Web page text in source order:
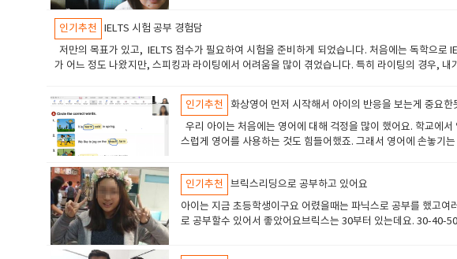
해볼 수 있는 좋은 기회였습니다. 초보자라서 느낄 수 있는 불안감과 부담도 있었지만, 덕분에
고 계신 분들께 제 경험이 조금이나마 도움이 되길 바랍니다.​ ​
다 그리고 저는 미래에 대해 비관적인 성향이 많아서 계획이라던
적어보고 나누고 공유할수 있어서 좋았습니다. 무엇인가 긍정적
을 건강하게 해주고 밝게 해주는것 같았습니다. 게다가 칭찬을 많
지가 된다함께 노력하자하면된다모두 잘된다잘했다매일매일이
를 시험을 치기 위한 평가 기준으로 쓰는것이 아니고커뮤니케이
꺄~호 그리고 내가 바쁠때 수업연기가 자유로와서 수업을 아낌없
이션을 통한 인간관계의 중요한 부분을 깨달을 수 있어서 기뻐
자존감, 자신감 부분에서도 만족하고 영어 실력이 오른것에도 만
켜는 것도 어색하고, 선생님과의 대화도 조심스러웠어요. 성격이
참 말이 없을 때도 끌어주고 말하는걸 도와주셨어요. 교재가 있
는 데서 점점 자신감이 붙기 시작했습니다. 무엇보다 좋았던 건,
지금은 3개월이 지났어요 아래는 결재인증 캡쳐에요 ​요즘은 아이
하고 저도 괜히 뿌듯해집니다. 조용한 변화, 그래서 더 오래 가고
고 계속하고 싶어요. 아이와 나눌 수 있는 말이 한 문장이라도 더
이고 계신 분께 조용히 말을 걸어보고 싶어서 적어봤어요. 저도
인기추천
IELTS 시험 공부 경험담
저만의 목표가 있고, IELTS 점수가 필요하여 시험을 준비하게 되었습니다. 처음에는 독학으로
가 어느 정도 나왔지만, 스피킹과 라이팅에서 어려움을 많이 겪었습니다. 특히 라이팅의 경우,
의 시스템상 개개인의 약점을 세부적으로 보완해 주기는 어려웠습니다. 수업을 들으며 부족한
쉬700 화상영어를 시작했습니다. 화상영어를 통해 전문선생님과 대화하면서 스피킹 실력을 많
글을 쓸 수 있었습니다. 실제로 저는 화상영어를 꾸준히 하면서 점수가 눈에 띄게 향상되었습니
삭을 받으며 논리적인 글을 쓰는 방법을 익히게 되었습니다. 예를 들어, IELTS Writing Task
makes life easier, while others think it has made life more complicated. In my opinion,
론이 너무 일반적이며 명확한 입장을 제시하지 않음"both positive and negative effects"라
revolutionized the way we live. While some argue that it complicates our daily
convenience and efficiency despite some minor challenges."피드백을 받으며 제 논리 전개
니다. 화상영어 1:1 시스템 안에서 디테일하게 나의 약점을 다듬어가는 과정이 큰 도움이 되었
니다! ​
인기추천
화상영어 먼저 시작해서 아이의 반응을 보는게 중요한
우리 아이는 처음에는 영어에 대해 걱정을 많이 했어요. 학교에
스럽게 영어를 사용하는 것도 힘들어했죠. 그래서 영어에 손놓기
선생님은 아이의 관심사에 대해 이야기하면서 자연스럽게 대화를
이 진행될수록 아이는 영어에 자신감을 가지기 시작했어요. 선생
말해주면서, 실수하는 것이 오히려 배움의 과정이라는 것을 가르
우리 아이는 영어가 단순히 학습이 아니라 다른 사람과 소통할 수
인기추천
브릭스리딩으로 공부하고 있어요
아이는 지금 초등학생이구요 어렸을때는 파닉스로 공부를 했고
로 공부할수 있어서 좋았어요브릭스는 30부터 있는데요. 30-40-